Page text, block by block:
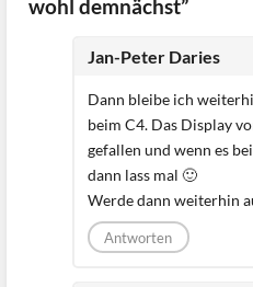
wohl demnächst”
Jan-Peter Daries
Dann bleibe ich
beim C4. Das Display
gefallen und wenn es
dann lass mal 🙂
Werde dann weiterhin
Antworten